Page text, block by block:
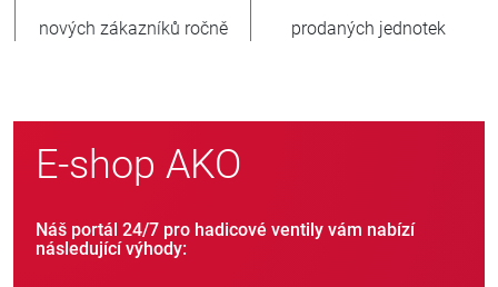
nových zákazníků ročně prodaných jednotek
E-shop AKO
Náš portál 24/7 pro hadicové ventily vám nabízí
následující výhody: